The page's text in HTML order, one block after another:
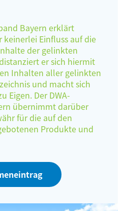
Bayern erklärt
keinerlei Einfluss auf die
der gelinkten
er sich hiermit
Inhalten aller gelinkten
und macht sich
Eigen. Der DWA-
übernimmt darüber
für die auf den
Produkte und